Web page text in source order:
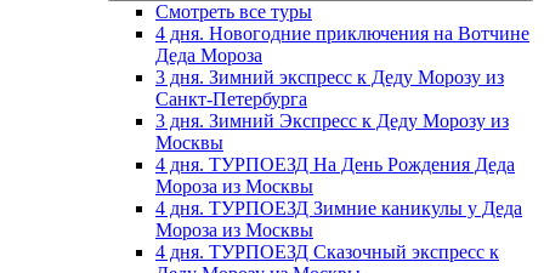
Смотреть все туры
4 дня. Новогодние приключения на Вотчине
Деда Мороза
3 дня. Зимний экспресс к Деду Морозу из
Санкт-Петербурга
3 дня. Зимний Экспресс к Деду Морозу из
Москвы
4 дня. ТУРПОЕЗД На День Рождения Деда
Мороза из Москвы
4 дня. ТУРПОЕЗД Зимние каникулы у Деда
Мороза из Москвы
4 дня. ТУРПОЕЗД Сказочный экспресс к